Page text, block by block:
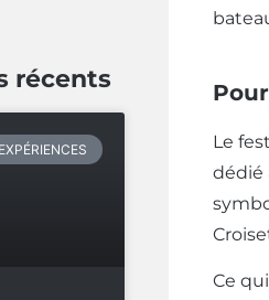
récents
Le
dédié
Ce